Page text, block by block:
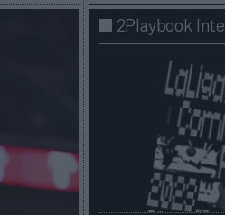
2Playbook